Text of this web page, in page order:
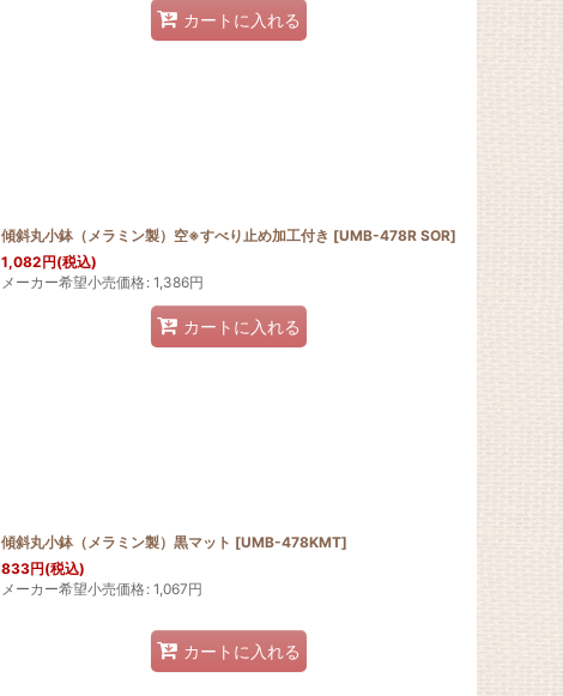
カートに入れる
傾斜丸小鉢（メラミン製）空※すべり止め加工付き [UMB-478R SOR]
1,082円(税込)
メーカー希望小売価格: 1,386円
カートに入れる
傾斜丸小鉢（メラミン製）黒マット [UMB-478KMT]
833円(税込)
メーカー希望小売価格: 1,067円
カートに入れる